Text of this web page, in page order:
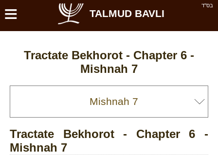
בס''ד ≡ TALMUD BAVLI
Tractate Bekhorot - Chapter 6 -
Mishnah 7
Tractate Bekhorot - Chapter 6 -
Mishnah 7